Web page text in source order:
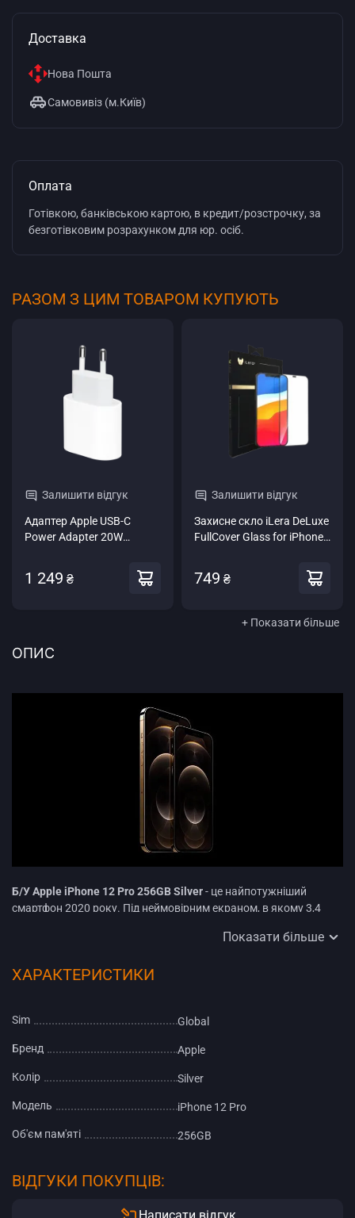
Доставка
Нова Пошта
Самовивіз (м.Київ)
Оплата
Готівкою, банківською картою, в кредит/розстрочку, за
безготівковим розрахунком для юр. осіб.
РАЗОМ З ЦИМ ТОВАРОМ КУПУЮТЬ
+ Показати більше
Залишити відгук
Адаптер Apple USB-C
Power Adapter 20W
1 249 ₴
Залишити відгук
Захисне скло iLera DeLuxe
FullCover Glass for iPhone
749 ₴
ОПИС
Б/У Apple iPhone 12 Pro 256GB Silver- це найпотужніший
смартфон 2020 року. Під неймовірним екраном, в якому 3,4
заховані найпередовіші технології, що роблять цей смартфон
краще, ніж професійні камери. Apple iPhone 12 Pro - це нова ера,
Корпус із нержавіючої сталі.
Показати більше
ХАРАКТЕРИСТИКИ
Sim Global
Бренд Apple
Колір Silver
Модель iPhone 12 Pro
Об'єм пам'яті 256GB
ВІДГУКИ ПОКУПЦІВ: